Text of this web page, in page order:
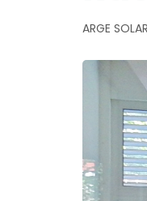
ARGE SOLAR